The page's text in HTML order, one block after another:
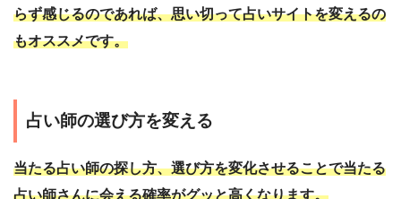
らず感じるのであれば、思い切って占いサイトを変えるの
もオススメです。
占い師の選び方を変える
当たる占い師の探し方、選び方を変化させることで当たる
占い師さんに会える確率がグッと高くなります。